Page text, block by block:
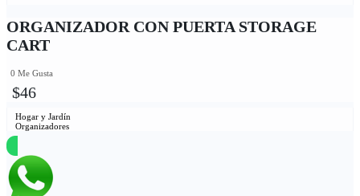
ORGANIZADOR CON PUERTA STORAGE
CART
0 Me Gusta
$46
Hogar y Jardín
Organizadores